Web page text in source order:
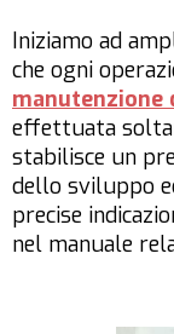
Iniziamo ad
che ogni
manutenzione
effettuata
stabilisce un
dello sviluppo
precise
nel manuale